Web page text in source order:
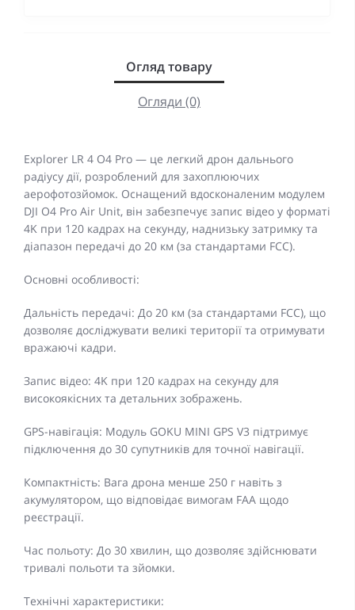
Огляд товару
Огляди (0)
Explorer LR 4 O4 Pro — це легкий дрон дальнього
радіусу дії, розроблений для захоплюючих
аерофотозйомок. Оснащений вдосконаленим модулем
DJI O4 Pro Air Unit, він забезпечує запис відео у форматі
4K при 120 кадрах на секунду, наднизьку затримку та
діапазон передачі до 20 км (за стандартами FCC).
Основні особливості:
Дальність передачі: До 20 км (за стандартами FCC), що
дозволяє досліджувати великі території та отримувати
вражаючі кадри.
Запис відео: 4K при 120 кадрах на секунду для
високоякісних та детальних зображень.
GPS-навігація: Модуль GOKU MINI GPS V3 підтримує
підключення до 30 супутників для точної навігації.
Компактність: Вага дрона менше 250 г навіть з
акумулятором, що відповідає вимогам FAA щодо
реєстрації.
Час польоту: До 30 хвилин, що дозволяє здійснювати
тривалі польоти та зйомки.
Технічні характеристики: